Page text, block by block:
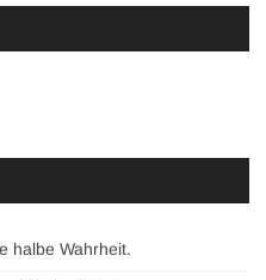
halbe Wahrheit.